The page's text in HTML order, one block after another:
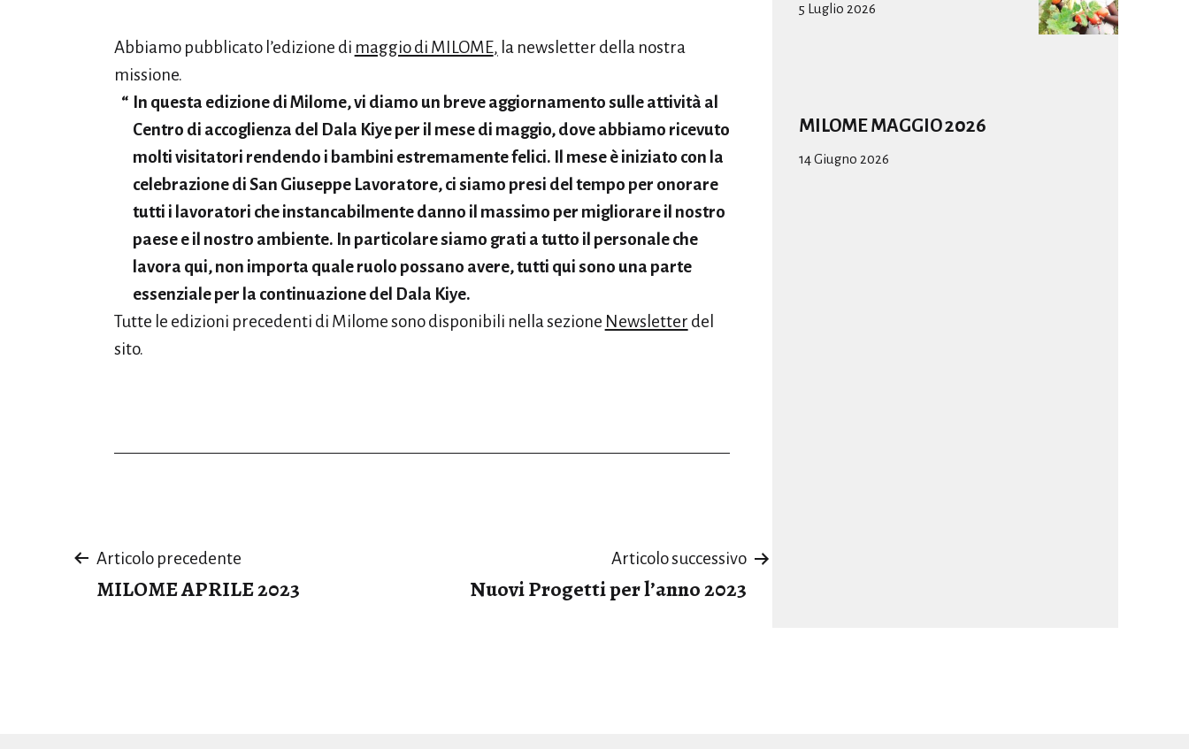
Abbiamo pubblicato l’edizione di maggio di MILOME, la newsletter della nostra
missione.
In questa edizione di Milome, vi diamo un breve aggiornamento sulle attività al
Centro di accoglienza del Dala Kiye per il mese di maggio, dove abbiamo ricevuto
molti visitatori rendendo i bambini estremamente felici. Il mese è iniziato con la
celebrazione di San Giuseppe Lavoratore, ci siamo presi del tempo per onorare
tutti i lavoratori che instancabilmente danno il massimo per migliorare il nostro
paese e il nostro ambiente. In particolare siamo grati a tutto il personale che
lavora qui, non importa quale ruolo possano avere, tutti qui sono una parte
essenziale per la continuazione del Dala Kiye.
Tutte le edizioni precedenti di Milome sono disponibili nella sezione Newsletter del
sito.
Navigazione
Articolo precedente
MILOME APRILE 2023
Articolo successivo
Nuovi Progetti per l’anno 2023
5 Luglio 2026
MILOME MAGGIO 2026
14 Giugno 2026